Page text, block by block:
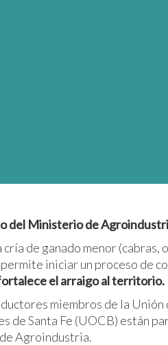
del Ministerio de
de ganado menor (cabras,
iniciar un proceso de
el arraigo al territorio.
miembros de la Unión
de Santa Fe (UOCB) están
Agroindustria.